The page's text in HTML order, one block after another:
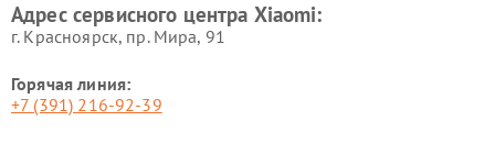
Адрес сервисного центра Xiaomi:
г. Красноярск, ​пр. Мира, 91
Горячая линия:
+7 (391) 216-92-39